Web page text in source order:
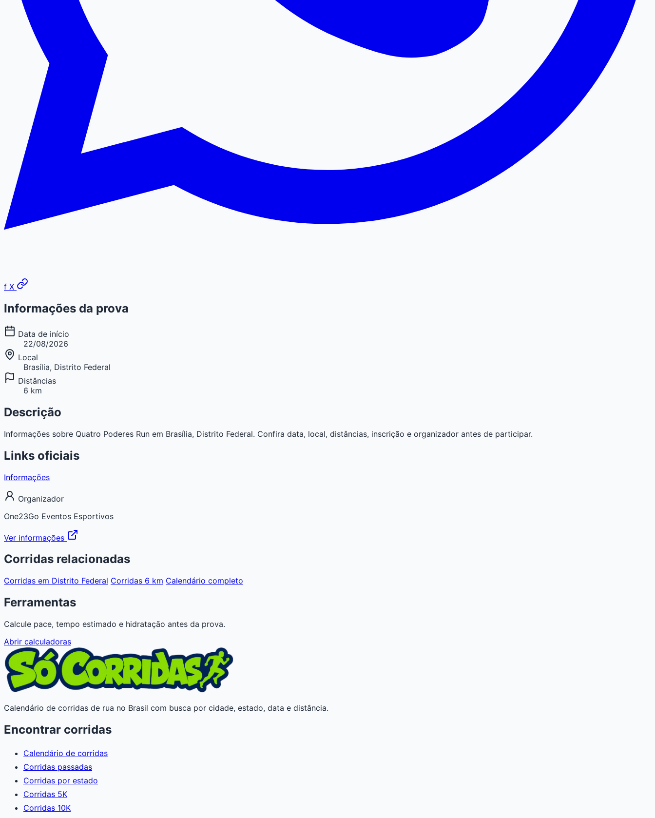
f X
Informações da prova
Data de início
22/08/2026
Local
Brasília, Distrito Federal
Distâncias
6 km
Descrição
Informações sobre Quatro Poderes Run em Brasília, Distrito Federal. Confira data, local, distâncias, inscrição e organizador antes de participar.
Links oficiais
Informações
Organizador
One23Go Eventos Esportivos
Ver informações
Corridas relacionadas
Corridas em Distrito Federal Corridas 6 km Calendário completo
Ferramentas
Calcule pace, tempo estimado e hidratação antes da prova.
Abrir calculadoras
Calendário de corridas de rua no Brasil com busca por cidade, estado, data e distância.
Encontrar corridas
Calendário de corridas
Corridas passadas
Corridas por estado
Corridas 5K
Corridas 10K